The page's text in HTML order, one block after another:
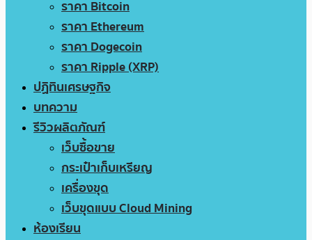
ราคา Bitcoin
ราคา Ethereum
ราคา Dogecoin
ราคา Ripple (XRP)
ปฏิทินเศรษฐกิจ
บทความ
รีวิวผลิตภัณฑ์
เว็บซื้อขาย
กระเป๋าเก็บเหรียญ
เครื่องขุด
เว็บขุดแบบ Cloud Mining
ห้องเรียน